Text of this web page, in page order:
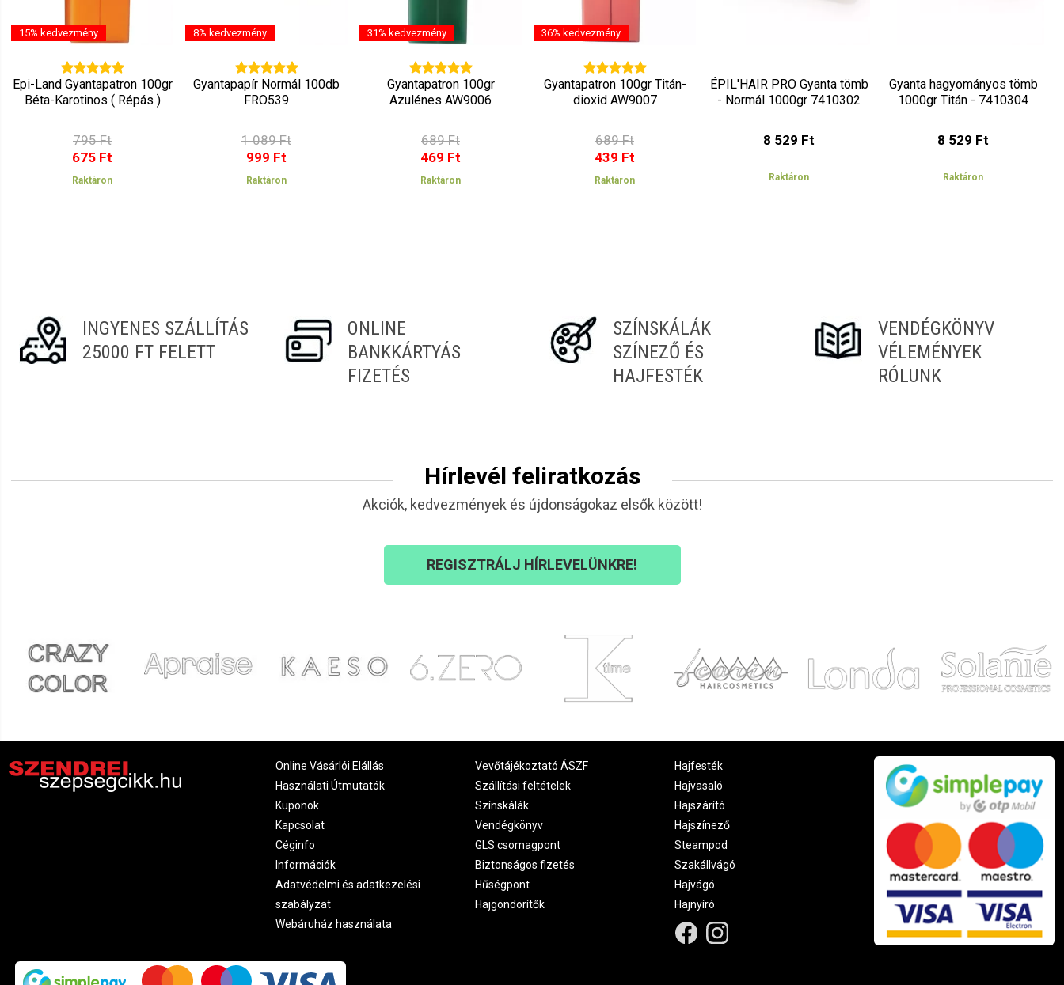
15% kedvezmény
Epi-Land Gyantapatron 100gr
Béta-Karotinos ( Répás )
795 Ft
675 Ft
Raktáron
8% kedvezmény
Gyantapapír Normál 100db
FRO539
1 089 Ft
999 Ft
Raktáron
31% kedvezmény
Gyantapatron 100gr
Azulénes AW9006
689 Ft
469 Ft
Raktáron
36% kedvezmény
Gyantapatron 100gr Titán-
dioxid AW9007
689 Ft
439 Ft
Raktáron
ÉPIL'HAIR PRO Gyanta tömb
- Normál 1000gr 7410302
8 529 Ft
Raktáron
Gyanta hagyományos tömb
1000gr Titán - 7410304
8 529 Ft
Raktáron
INGYENES SZÁLLÍTÁS
25000 FT FELETT
ONLINE
BANKKÁRTYÁS
FIZETÉS
SZÍNSKÁLÁK
SZÍNEZŐ ÉS
HAJFESTÉK
VENDÉGKÖNYV
VÉLEMÉNYEK
RÓLUNK
Hírlevél feliratkozás
Akciók, kedvezmények és újdonságokaz elsők között!
REGISZTRÁLJ HÍRLEVELÜNKRE!
Online Vásárlói Elállás
Használati Útmutatók
Kuponok
Kapcsolat
Céginfo
Információk
Adatvédelmi és adatkezelési
szabályzat
Webáruház használata
Vevőtájékoztató ÁSZF
Szállítási feltételek
Színskálák
Vendégkönyv
GLS csomagpont
Biztonságos fizetés
Hűségpont
Hajgöndörítők
Hajfesték
Hajvasaló
Hajszárító
Hajszínező
Steampod
Szakállvágó
Hajvágó
Hajnyíró